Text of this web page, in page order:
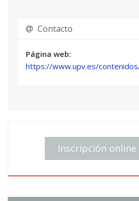
3) Preparación
5) Autoanálisis
Contacto
Página web:
https://www.upv.es/
Inscripción online